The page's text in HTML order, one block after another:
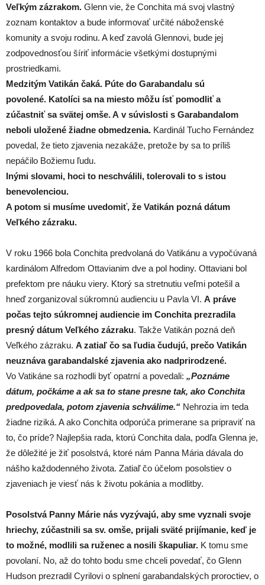
Veľkým zázrakom. Glenn vie, že Conchita má svoj vlastný
zoznam kontaktov a bude informovať určité náboženské
komunity a svoju rodinu. A keď zavolá Glennovi, bude jej
zodpovednosťou šíriť informácie všetkými dostupnými
prostriedkami.
Medzitým Vatikán čaká. Púte do Garabandalu sú
povolené. Katolíci sa na miesto môžu ísť pomodliť a
zúčastniť sa svätej omše. A v súvislosti s Garabandalom
neboli uložené žiadne obmedzenia. Kardinál Tucho Fernández
povedal, že tieto zjavenia nezakáže, pretože by sa to príliš
nepáčilo Božiemu ľudu.
Inými slovami, hoci to neschválili, tolerovali to s istou
benevolenciou.
A potom si musíme uvedomiť, že Vatikán pozná dátum
Veľkého zázraku.
V roku 1966 bola Conchita predvolaná do Vatikánu a vypočúvaná
kardinálom Alfredom Ottavianim dve a pol hodiny. Ottaviani bol
prefektom pre náuku viery. Ktorý sa stretnutiu veľmi potešil a
hneď zorganizoval súkromnú audienciu u Pavla VI. A práve
počas tejto súkromnej audiencie im Conchita prezradila
presný dátum Veľkého zázraku. Takže Vatikán pozná deň
Veľkého zázraku. A zatiaľ čo sa ľudia čudujú, prečo Vatikán
neuznáva garabandalské zjavenia ako nadprirodzené.
Vo Vatikáne sa rozhodli byť opatrní a povedali: „Poznáme
dátum, počkáme a ak sa to stane presne tak, ako Conchita
predpovedala, potom zjavenia schválime.“ Nehrozia im teda
žiadne riziká. A ako Conchita odporúča primerane sa pripraviť na
to, čo príde? Najlepšia rada, ktorú Conchita dala, podľa Glenna je,
že dôležité je žiť posolstvá, ktoré nám Panna Mária dávala do
nášho každodenného života. Zatiaľ čo účelom posolstiev o
zjaveniach je viesť nás k životu pokánia a modlitby.
Posolstvá Panny Márie nás vyzývajú, aby sme vyznali svoje
hriechy, zúčastnili sa sv. omše, prijali sväté prijímanie, keď je
to možné, modlili sa ruženec a nosili škapuliar. K tomu sme
povolaní. No, až do tohto bodu sme chceli povedať, čo Glenn
Hudson prezradil Cyrilovi o splnení garabandalských proroctiev, o